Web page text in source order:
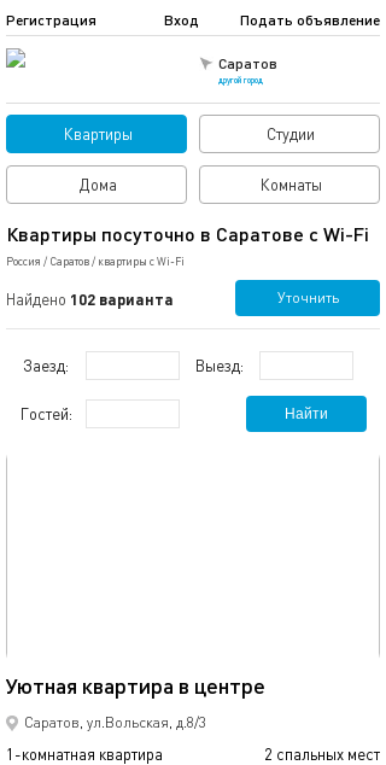
Саратов
другой город
Подать объявление
Регистрация Вход
Квартиры Студии
Дома Комнаты
Квартиры посуточно в Саратове с Wi-Fi
Россия / Саратов/ квартиры с Wi-Fi
Найдено 102 варианта Уточнить
Заезд: Выезд:
Гостей: Найти
Уютная квартира в центре
Саратов, ул.Вольская, д.8/3
1-комнатная квартира 2 спальных мест